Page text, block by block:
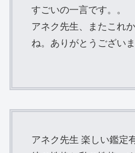
すごいの一言です。。
アネク先生、またこれ
ね。ありがとうございま
アネク先生 楽しい鑑定